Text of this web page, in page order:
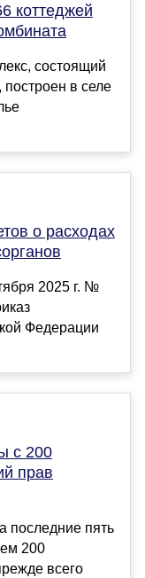
коттеджей
состоящий
в селе
о расходах
2025 г. №
Федерации
с 200
прав
последние пять
200
всего